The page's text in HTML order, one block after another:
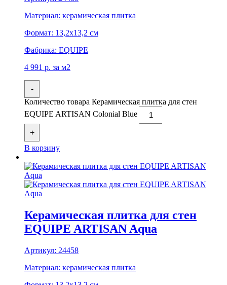
Материал: керамическая плитка
Формат: 13,2x13,2 см
Фабрика: EQUIPE
4 991 р. за м2
-
Количество товара Керамическая плитка для стен
EQUIPE ARTISAN Colonial Blue
+
В корзину
Керамическая плитка для стен
EQUIPE ARTISAN Aqua
Артикул: 24458
Материал: керамическая плитка